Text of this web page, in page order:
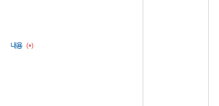
내용 (*)